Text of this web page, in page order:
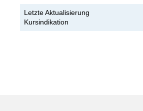
Letzte Aktualisierung
Kursindikation